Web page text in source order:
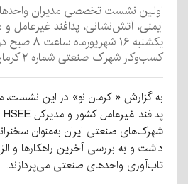
اولین نشست تخصصی مدیران
ایمنی، آتش‌نشانی، پدافند غیرعامل
یکشنبه ۱۶
کسب‌وکار شهرک صنعتی شماره ۲ کرمان برگزار می‌شود.
به گزارش « کرمان نو» در این نشست،
شهرک‌های صنعتی ایران به‌عنوان
داشت و به بررسی آخرین راهکارها و
تاب‌آوری واحدهای صنعتی می‌پردازند.